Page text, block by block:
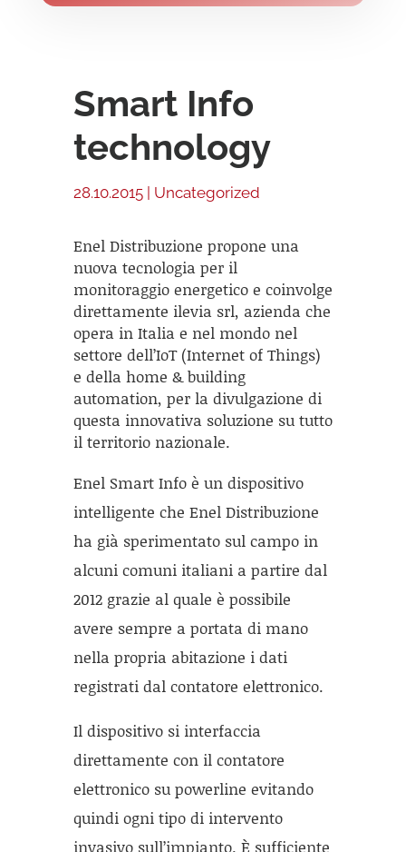
Smart Info
technology
28.10.2015| Uncategorized
Enel Distribuzione propone una
nuova tecnologia per il
monitoraggio energetico e coinvolge
direttamente ilevia srl, azienda che
opera in Italia e nel mondo nel
settore dell’IoT (Internet of Things)
e della home & building
automation, per la divulgazione di
questa innovativa soluzione su tutto
il territorio nazionale.
Enel Smart Info è un dispositivo
intelligente che Enel Distribuzione
ha già sperimentato sul campo in
alcuni comuni italiani a partire dal
2012 grazie al quale è possibile
avere sempre a portata di mano
nella propria abitazione i dati
registrati dal contatore elettronico.
Il dispositivo si interfaccia
direttamente con il contatore
elettronico su powerline evitando
quindi ogni tipo di intervento
invasivo sull’impianto. È sufficiente